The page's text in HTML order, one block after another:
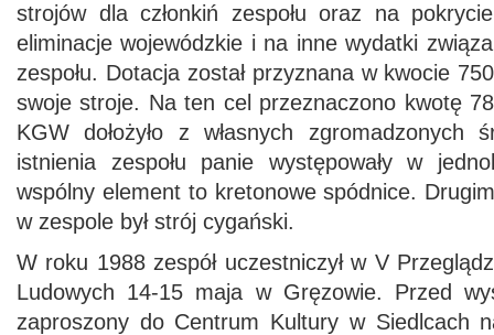
strojów dla członkiń zespołu oraz na
eliminacje wojewódzkie i na inne wydatki
zespołu. Dotacja został przyznana w kwocie
swoje stroje. Na ten cel przeznaczono kwotę
KGW dołożyło z własnych zgromadzonych
istnienia zespołu panie występowały w
wspólny element to kretonowe spódnice.
w zespole był strój cygański.
W roku 1988 zespół uczestniczył w V
Ludowych 14-15 maja w Gręzowie. Przed
zaproszony do Centrum Kultury w Siedlcach